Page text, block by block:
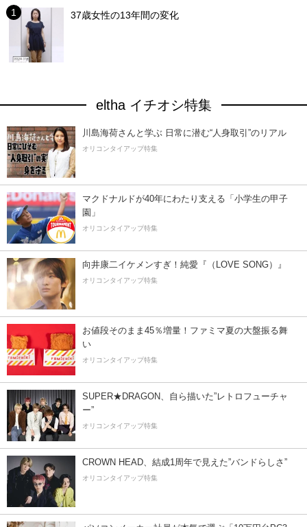
37歳女性の13年間の変化
eltha イチオシ特集
川島海荷さんと学ぶ 日常に潜む“人身取引”のリアル
オリコンタイアップ特集
マクドナルドが40年にわたり支える「小学生の甲子
園」
オリコンタイアップ特集
向井康二イケメンすぎ！純愛『（LOVE SONG）』
オリコンタイアップ特集
お値段そのまま45％増量！ファミマ夏の大盤振る舞
い
オリコンタイアップ特集
SUPER★DRAGON、自ら描いた”レトロフューチャ
ー”
オリコンタイアップ特集
CROWN HEAD、結成1周年で見えた”バンドらしさ”
オリコンタイアップ特集